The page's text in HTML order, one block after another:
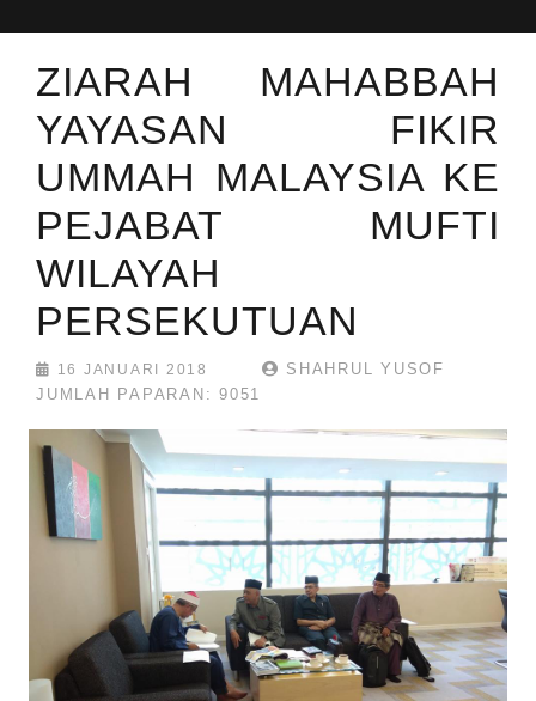
ZIARAH MAHABBAH
YAYASAN FIKIR
UMMAH MALAYSIA KE
PEJABAT MUFTI
WILAYAH
PERSEKUTUAN
16 JANUARI 2018
SHAHRUL YUSOF
JUMLAH PAPARAN: 9051